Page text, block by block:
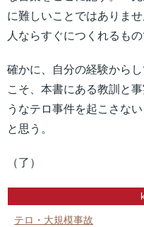
に難しいことではありま
人ならすぐにつくれるもの
確かに、自分の経験から
こそ、本書にある教訓と
うなテロ事件を起こさな
と思う。
（了）
テロ・大規模事故